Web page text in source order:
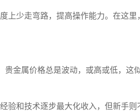
上少走弯路，提高操作能力。在这里
金属价格总是波动，或高或低，这
验和技术逐步最大化收入，但新手则